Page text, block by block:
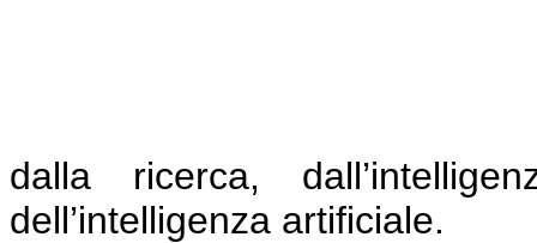
dalla ricerca,
dell’intelligenza artificiale.